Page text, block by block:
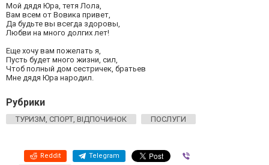
Мой дядя Юра, тетя Лола,
Вам всем от Вовика привет,
Да будьте вы всегда здоровы,
Любви на много долгих лет!
Еще хочу вам пожелать я,
Пусть будет много жизни, сил,
Чтоб полный дом сестричек, братьев
Мне дядя Юра народил.
Рубрики
ТУРИЗМ, СПОРТ, ВІДПОЧИНОК ПОСЛУГИ
Reddit Telegram